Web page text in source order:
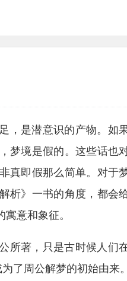
，是潜意识的产物。如
梦境是假的。这些话也
真即假那么简单。对于
析》一书的角度，都会
意和象征。
所著，只是古时候人们
了周公解梦的初始由来。